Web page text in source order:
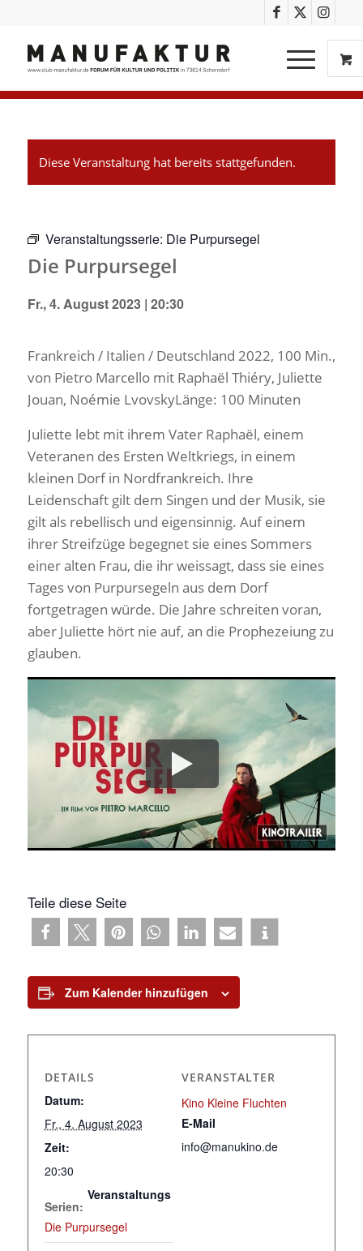
Diese Veranstaltung hat bereits stattgefunden.
Veranstaltungsserie: Die Purpursegel
Die Purpursegel
Fr., 4. August 2023 | 20:30
Frankreich / Italien / Deutschland 2022, 100 Min.,
von Pietro Marcello mit Raphaël Thiéry, Juliette
Jouan, Noémie LvovskyLänge: 100 Minuten
Juliette lebt mit ihrem Vater Raphaël, einem
Veteranen des Ersten Weltkriegs, in einem
kleinen Dorf in Nordfrankreich. Ihre
Leidenschaft gilt dem Singen und der Musik, sie
gilt als rebellisch und eigensinnig. Auf einem
ihrer Streifzüge begegnet sie eines Sommers
einer alten Frau, die ihr weissagt, dass sie eines
Tages von Purpursegeln aus dem Dorf
fortgetragen würde. Die Jahre schreiten voran,
aber Juliette hört nie auf, an die Prophezeiung zu
glauben.
Teile diese Seite
Zum Kalender hinzufügen
DETAILS
Datum:
Fr., 4. August 2023
Zeit:
20:30
Serien:
Die Purpursegel
Veranstaltungs
VERANSTALTER
Kino Kleine Fluchten
E-Mail
info@manukino.de